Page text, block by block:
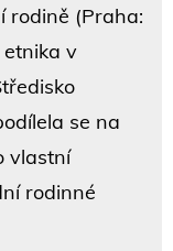
rodině (Praha:
etnika v
se na
vlastní
rodinné